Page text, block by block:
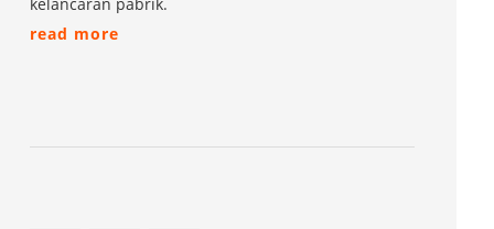
read more